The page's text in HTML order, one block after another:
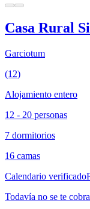
Casa Rural
Garciotum
(12)
Alojamiento entero
12 - 20 personas
7 dormitorios
16 camas
Calendario verificado
Todavía no se te